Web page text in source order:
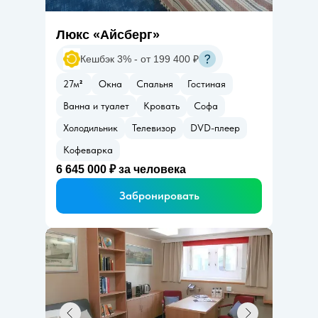
Люкс «Айсберг»
Кешбэк 3% - от 199 400 ₽
27м² Окна Спальня
Гостиная
Ванна и туалет
Кровать
Софа
Холодильник
Телевизор
DVD-плеер
Кофеварка
6 645 000 ₽ за человека
Забронировать